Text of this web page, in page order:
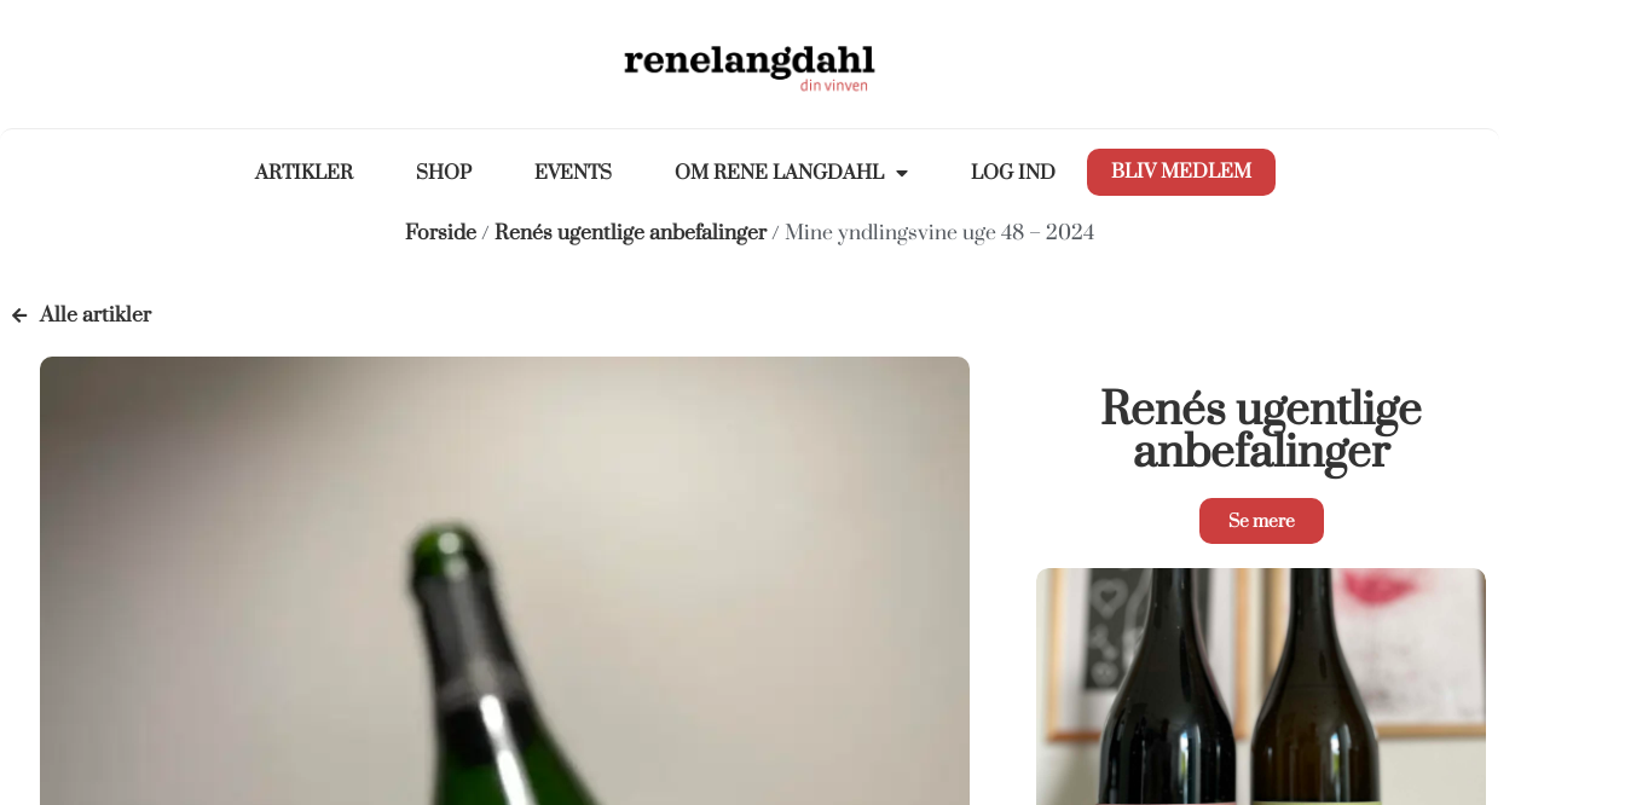
ARTIKLER SHOP EVENTS OM RENE LANGDAHL LOG IND BLIV MEDLEM
Forside/ Renés ugentlige anbefalinger/ Mine yndlingsvine uge 48 – 2024
Alle artikler
Renés ugentlige
anbefalinger
Se mere